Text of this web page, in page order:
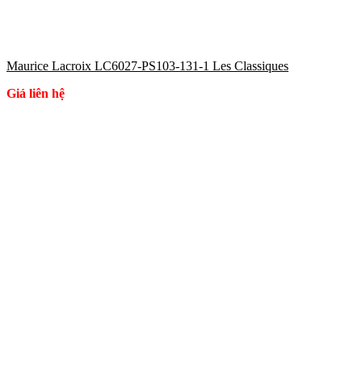
Maurice Lacroix LC6027-PS103-131-1 Les Classiques
Giá liên hệ